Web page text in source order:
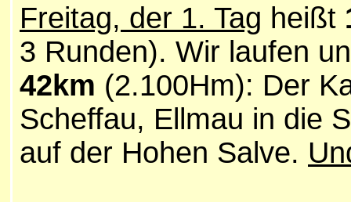
Freitag, der 1. Tag heißt
3 Runden). Wir laufen
42km (2.100Hm): Der
Scheffau, Ellmau in die
auf der Hohen Salve.